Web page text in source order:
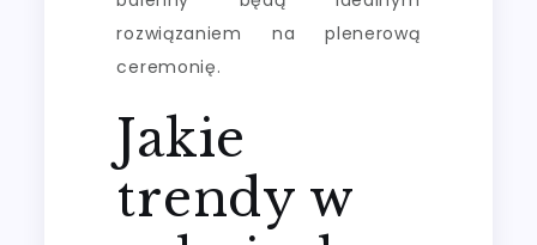
rozwiązaniem na plenerową
ceremonię.
Jakie
trendy w